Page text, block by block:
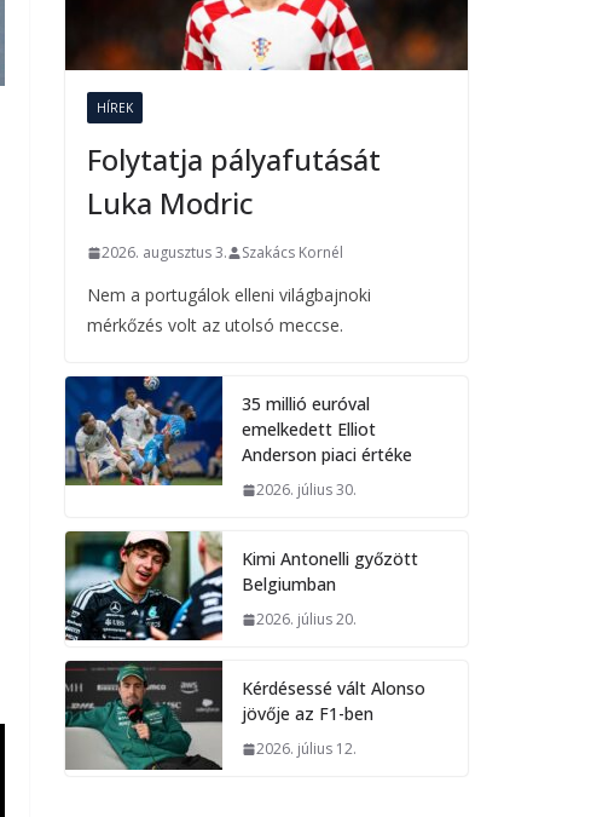
HÍREK
Folytatja pályafutását
Luka Modric
2026. augusztus 3. Szakács Kornél
Nem a portugálok elleni világbajnoki
mérkőzés volt az utolsó meccse.
35 millió euróval
emelkedett Elliot
Anderson piaci értéke
2026. július 30.
Kimi Antonelli győzött
Belgiumban
2026. július 20.
Kérdésessé vált Alonso
jövője az F1-ben
2026. július 12.